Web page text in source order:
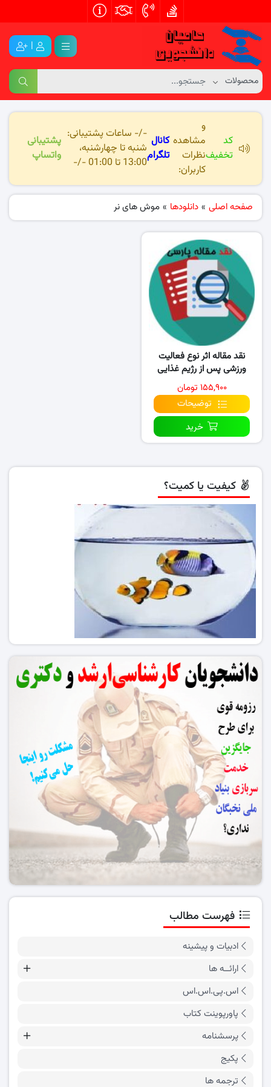
|
کد
تخفیف
و
مشاهده
نظرات
کاربران:
کانال
تلگرام
-/- ساعات پشتیبانی:
شنبه تا چهارشنبه،
13:00 تا 01:00 -/-
پشتیبانی
واتساپ
صفحه اصلی » دانلودها » موش های نر
نقد مقاله اثر نوع فعالیت
ورزشی پس از رژیم غذایی
پرچرب بر بیان ژن گیرنده..
۱۵۵,۹۰۰ تومان
توضیحات
خرید
کیفیت یا کمیت؟
فهرست مطالب
ادبیات و پیشینه
ارائــه ها
اس.پی.اس.اس
پاورپوینت کتاب
پرسشنامه
پکیج
ترجمه ها